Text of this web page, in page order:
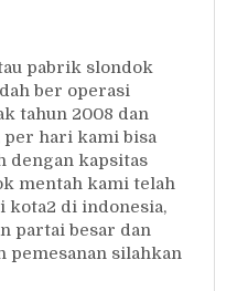
pabrik slondok
ber operasi
tahun 2008 dan
hari kami bisa
dengan kapsitas
mentah kami telah
kota2 di indonesia,
partai besar dan
pemesanan silahkan